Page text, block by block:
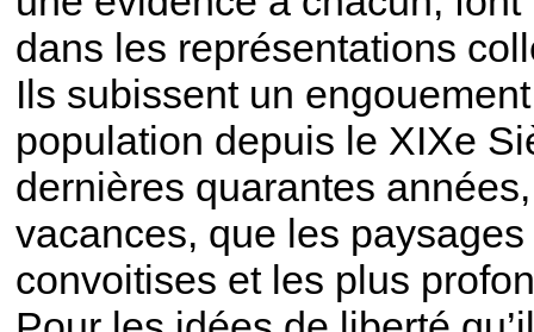
dans les représentations
Ils subissent un
population depuis le XIXe
dernières quarantes
vacances, que les
convoitises et les plus